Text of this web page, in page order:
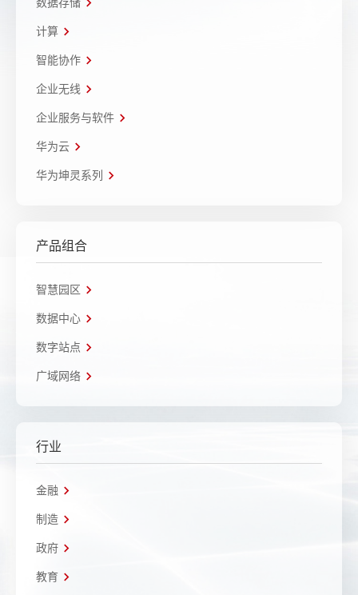
计算
智能协作
企业无线
企业服务与软件
华为云
华为坤灵系列
产品组合
智慧园区
数据中心
数字站点
广域网络
行业
金融
制造
政府
教育